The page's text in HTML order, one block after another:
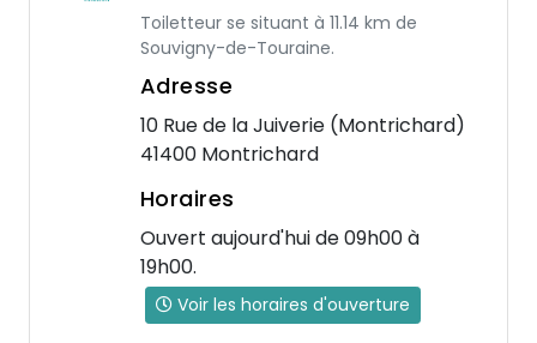
Toiletteur se situant à 11.14 km de
Souvigny-de-Touraine.
Adresse
10 Rue de la Juiverie (Montrichard)
41400 Montrichard
Horaires
Ouvert aujourd'hui de 09h00 à
19h00.
Voir les horaires d'ouverture